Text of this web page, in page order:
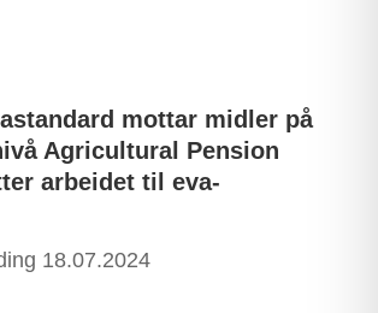
mottar midler på
Agricultural Pension
arbeidet til eva-
18.07.2024